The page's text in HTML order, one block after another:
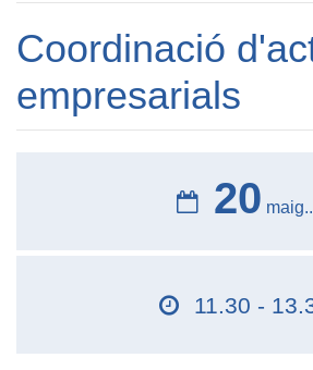
Coordinació
empresarials
20 maig..
11.30 -